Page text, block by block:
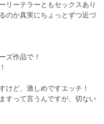
リーテラーともセックスあり
のか真実にちょっとずつ近づ
ズ作品で！
けど、激しめですエッチ！
すって言うんですが、切ない